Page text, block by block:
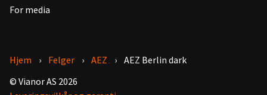
For media
Hjem Felger AEZ
AEZ Berlin dark
© Vianor AS 2026